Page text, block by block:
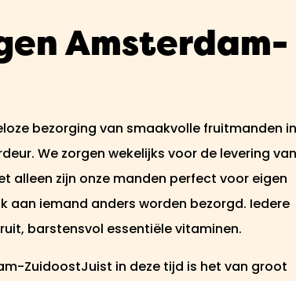
Amsterdam-
bezorging van smaakvolle fruitmanden in
We zorgen wekelijks voor de levering van
alleen zijn onze manden perfect voor eigen
aan iemand anders worden bezorgd. Iedere
barstensvol essentiële vitaminen.
ZuidoostJuist in deze tijd is het van groot